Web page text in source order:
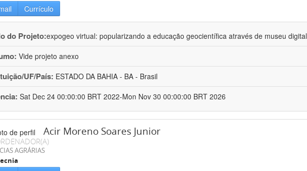
Currículo
do Projeto:expogeo virtual: popularizando a educação geocientífica através de museu digital
Vide projeto anexo
UF/País: ESTADO DA BAHIA - BA - Brasil
Sat Dec 24 00:00:00 BRT 2022-Mon Nov 30 00:00:00 BRT 2026
Acir Moreno Soares Junior
AGRÁRIAS